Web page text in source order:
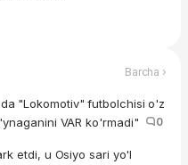
Barcha ›
"Lokomotiv" futbolchisi o'z
VAR ko'rmadi"
0
etdi, u Osiyo sari yo'l